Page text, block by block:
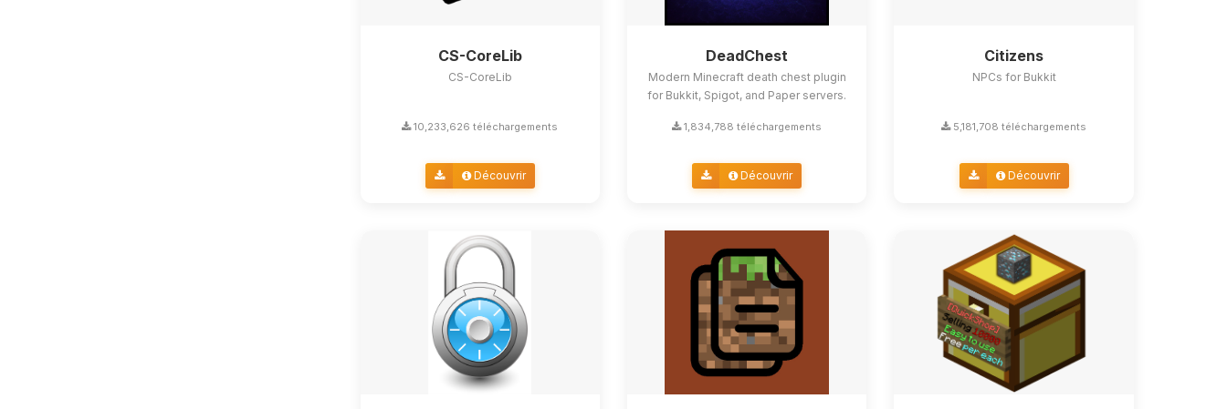
CS-CoreLib
CS-CoreLib
10,233,626 téléchargements
Découvrir
DeadChest
Modern Minecraft death chest plugin
for Bukkit, Spigot, and Paper servers.
1,834,788 téléchargements
Découvrir
Citizens
NPCs for Bukkit
5,181,708 téléchargements
Découvrir